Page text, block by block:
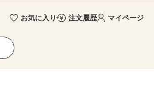
お気に入り 注文履歴 マイページ